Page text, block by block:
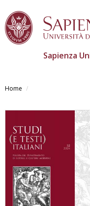
contenuto
Sapienza
Home